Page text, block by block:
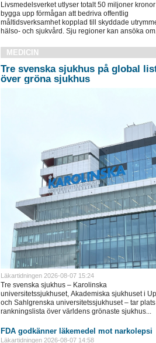
Livsmedelsverket utlyser totalt 50 miljoner kronor
bygga upp förmågan att bedriva offentlig
måltidsverksamhet kopplad till skyddade
hälso- och sjukvård. Sju regioner kan ansöka
MEDICIN
Tre svenska sjukhus på global
över gröna sjukhus
Läkartidningen 2026-08-07 15:24
Tre svenska sjukhus – Karolinska
universitetssjukhuset, Akademiska sjukhuset i
och Sahlgrenska universitetssjukhuset – tar
rankningslista över världens grönaste sjukhus...
FDA godkänner läkemedel mot narkolepsi
Läkartidningen 2026-08-07 14:58